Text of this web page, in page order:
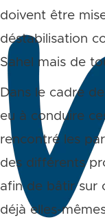
doivent être
déstabilisation
Sahel mais de
Dans le cadre
eu à conduire
rencontré les
des différents
afin de bâtir sur
déjà elles-